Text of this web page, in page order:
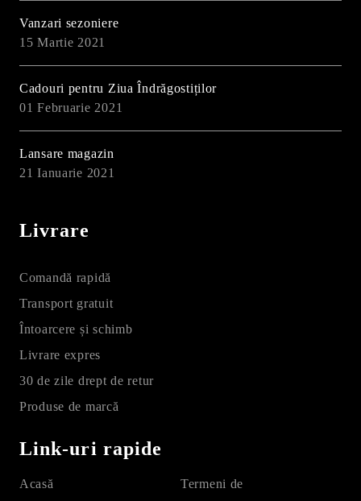
Vanzari sezoniere
15 Martie 2021
Cadouri pentru Ziua Îndrăgostiților
01 Februarie 2021
Lansare magazin
21 Ianuarie 2021
Livrare
Comandă rapidă
Transport gratuit
Întoarcere și schimb
Livrare expres
30 de zile drept de retur
Produse de marcă
Link-uri rapide
Acasă
Termeni de